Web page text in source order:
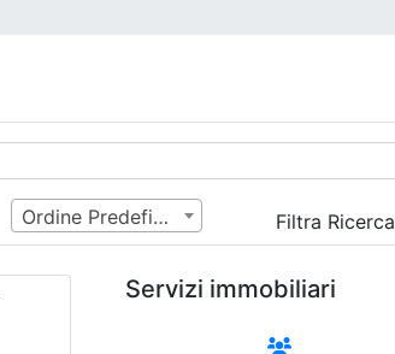
Ordine Predefinito Filtra Ricerca
Servizi immobiliari